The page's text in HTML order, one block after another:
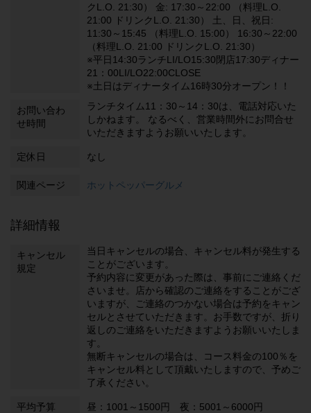
クL.O. 21:30） 金: 17:30～22:00 （料理L.O.
21:00 ドリンクL.O. 21:30） 土、日、祝日:
11:30～15:45 （料理L.O. 15:00） 16:30～22:00
（料理L.O. 21:00 ドリンクL.O. 21:30）
※平日14:30ランチLI/LO15:30閉店17:30ディナー
21：00LI/LO22:00CLOSE
※土日はディナータイム16時30分オープン！！
お問い合わ
せ時間
ランチタイム11：30～14：30は、電話対応いた
しかねます。 なるべく、営業時間外にお問合せ
いただきますようお願いいたします。
定休日 なし
関連ページ ホットペッパーグルメ
詳細情報
キャンセル
規定
当日キャンセルの場合、キャンセル料が発生する
ことがございます。
予約内容に変更があった際は、事前にご連絡くだ
さいませ。店から確認のご連絡をすることがござ
いますが、ご連絡のつかない場合は予約をキャン
セルとさせていただきます。お手数ですが、折り
返しのご連絡をいただきますようお願いいたしま
す。
無断キャンセルの場合は、コース料金の100％を
キャンセル料として頂戴いたしますので、予めご
了承ください。
平均予算 昼：1001～1500円 夜：5001～6000円